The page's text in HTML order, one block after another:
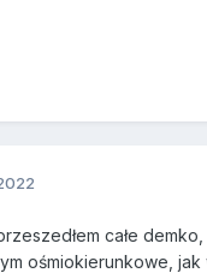
całe
ośmiokierunkowe,